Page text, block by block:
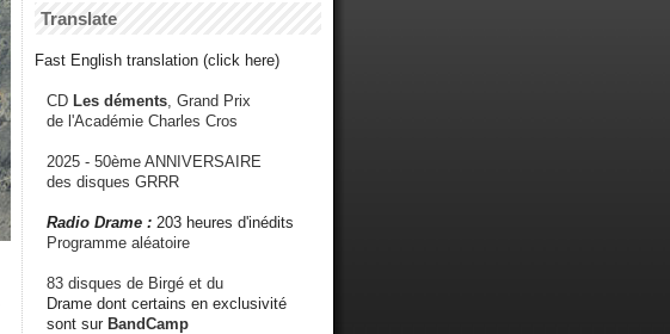
Translate
Fast English translation (click here)
CD Les déments , Grand Prix
de l'Académie Charles Cros
2025 - 50ème ANNIVERSAIRE
des disques GRRR
Radio Drame : 203 heures d'inédits
Programme aléatoire
83 disques de Birgé et du
Drame dont certains en exclusivité
sont sur BandCamp